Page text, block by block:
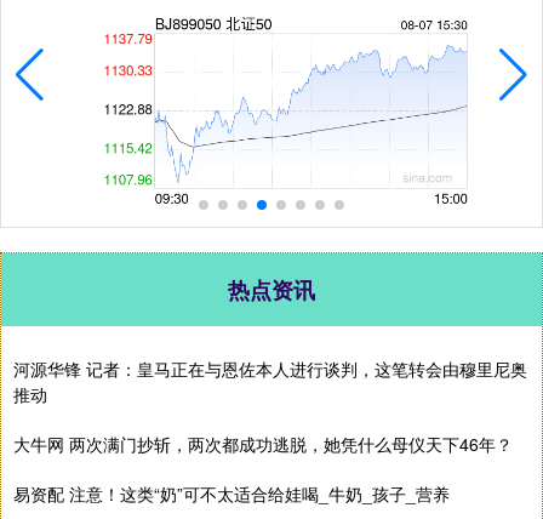
热点资讯
河源华锋 记者：皇马正在与恩佐本人进行谈判，这笔转会由穆里尼奥
推动
大牛网 两次满门抄斩，两次都成功逃脱，她凭什么母仪天下46年？
易资配 注意！这类“奶”可不太适合给娃喝_牛奶_孩子_营养